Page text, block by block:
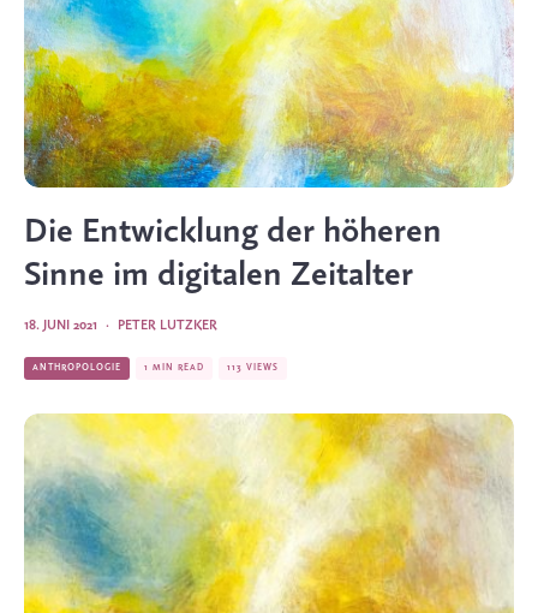
Die Entwicklung der höheren
Sinne im digitalen Zeitalter
PETER LUTZKER
·
18. JUNI 2021
ANTHROPOLOGIE 1 MIN READ 113 VIEWS